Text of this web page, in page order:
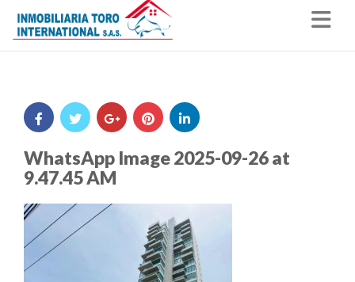
WhatsApp Image 2025-09-26 at
9.47.45 AM